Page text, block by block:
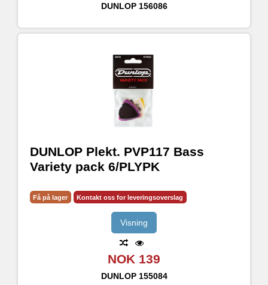
DUNLOP 156086
DUNLOP Plekt. PVP117 Bass
Variety pack 6/PLYPK
Få på lager Kontakt oss for leveringsoverslag
Visning
NOK 139
DUNLOP 155084